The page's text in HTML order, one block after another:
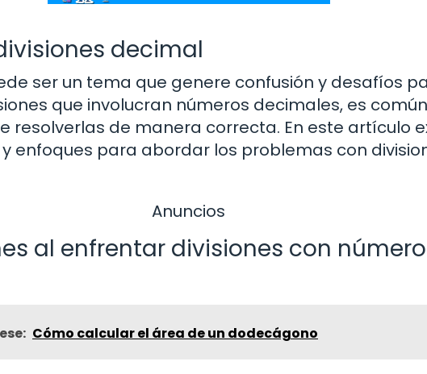
decimal
ser un tema que genere confusión y desafíos
que involucran números decimales, es
resolverlas de manera correcta. En este artículo
enfoques para abordar los problemas con
Anuncios
al enfrentar divisiones con
Cómo calcular el área de un dodecágono